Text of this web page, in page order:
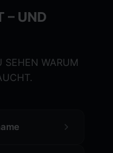
– UND
SEHEN WARUM